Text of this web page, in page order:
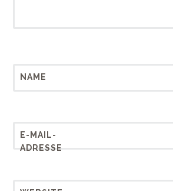
NAME
E-MAIL-
ADRESSE